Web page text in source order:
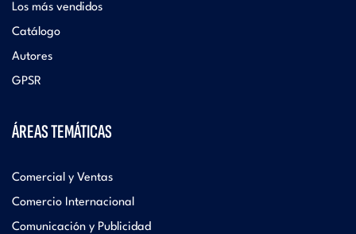
Los más vendidos
Catálogo
Autores
GPSR
ÁREAS TEMÁTICAS
Comercial y Ventas
Comercio Internacional
Comunicación y Publicidad